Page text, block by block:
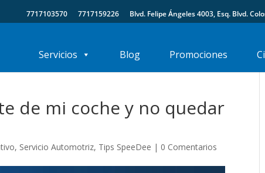
7717103570 7717159226 Blvd. Felipe Ángeles 4003, Esq. Blvd.
Servicios Blog Promociones
de mi coche y no quedar
, Servicio Automotriz, Tips SpeeDee | 0 Comentarios